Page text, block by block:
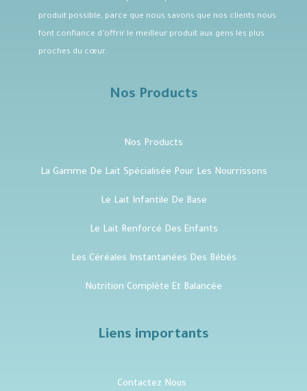
produit possible, parce que nous savons que nos clients nous
font confiance d’offrir le meilleur produit aux gens les plus
proches du cœur.
Nos Products
Nos Products
La Gamme De Lait Spécialisée Pour Les Nourrissons
Le Lait Infantile De Base
Le Lait Renforcé Des Enfants
Les Céréales Instantanées Des Bébés
Nutrition Complète Et Balancée
Liens importants
Contactez Nous